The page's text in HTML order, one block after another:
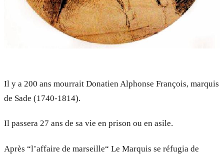
Il y a 200 ans mourrait Donatien Alphonse François, marquis
de Sade (1740-1814).
Il passera 27 ans de sa vie en prison ou en asile.
Après “l’affaire de marseille“ Le Marquis se réfugia de